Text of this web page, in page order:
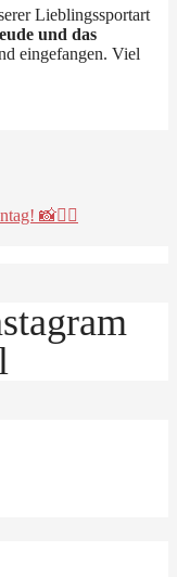
Lieblingssportart
und das
eingefangen. Viel
📸🤾‍♂️